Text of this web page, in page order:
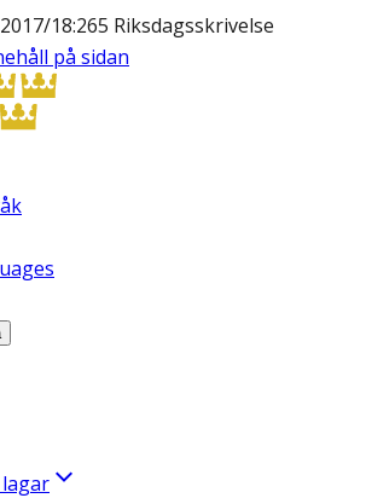
18:265 Riksdagsskrivelse
på sidan